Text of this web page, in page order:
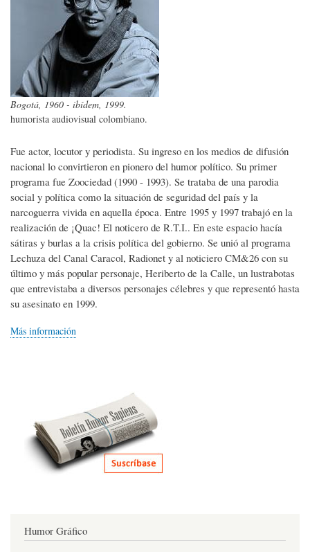
Bogotá, 1960 - ibídem, 1999.
humorista audiovisual colombiano.
Fue actor, locutor y periodista. Su ingreso en los medios de difusión
nacional lo convirtieron en pionero del humor político. Su primer
programa fue Zoociedad (1990 - 1993). Se trataba de una parodia
social y política como la situación de seguridad del país y la
narcoguerra vivida en aquella época. Entre 1995 y 1997 trabajó en la
realización de ¡Quac! El noticero de R.T.I.. En este espacio hacía
sátiras y burlas a la crisis política del gobierno. Se unió al programa
Lechuza del Canal Caracol, Radionet y al noticiero CM&26 con su
último y más popular personaje, Heriberto de la Calle, un lustrabotas
que entrevistaba a diversos personajes célebres y que representó hasta
su asesinato en 1999.
Más información
Humor Gráfico